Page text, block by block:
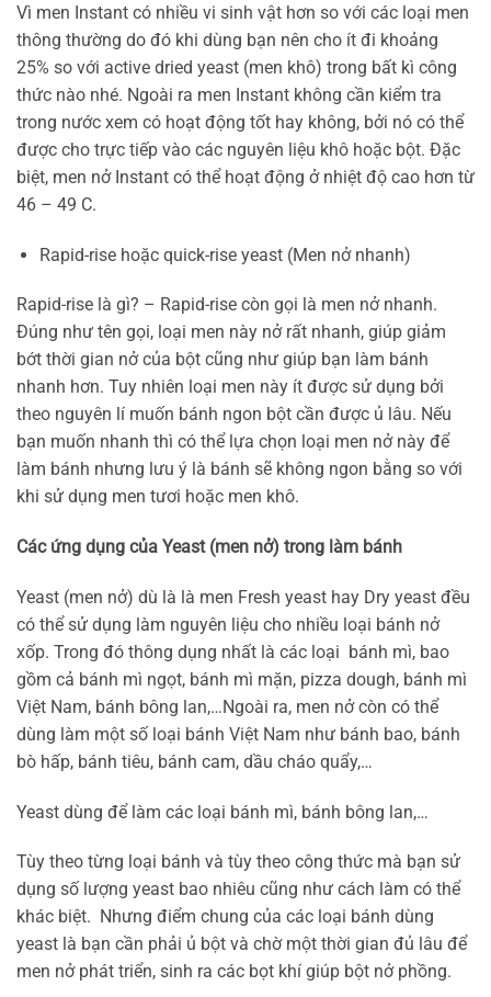
Vì men Instant có nhiều vi sinh vật hơn so với các loại men
thông thường do đó khi dùng bạn nên cho ít đi khoảng
25% so với active dried yeast (men khô) trong bất kì công
thức nào nhé. Ngoài ra men Instant không cần kiểm tra
trong nước xem có hoạt động tốt hay không, bởi nó có thể
được cho trực tiếp vào các nguyên liệu khô hoặc bột. Đặc
biệt, men nở Instant có thể hoạt động ở nhiệt độ cao hơn từ
46 – 49 C.
Rapid-rise hoặc quick-rise yeast (Men nở nhanh)
Rapid-rise là gì? – Rapid-rise còn gọi là men nở nhanh.
Đúng như tên gọi, loại men này nở rất nhanh, giúp giảm
bớt thời gian nở của bột cũng như giúp bạn làm bánh
nhanh hơn. Tuy nhiên loại men này ít được sử dụng bởi
theo nguyên lí muốn bánh ngon bột cần được ủ lâu. Nếu
bạn muốn nhanh thì có thể lựa chọn loại men nở này để
làm bánh nhưng lưu ý là bánh sẽ không ngon bằng so với
khi sử dụng men tươi hoặc men khô.
Các ứng dụng của Yeast (men nở) trong làm bánh
Yeast (men nở) dù là là men Fresh yeast hay Dry yeast đều
có thể sử dụng làm nguyên liệu cho nhiều loại bánh nở
xốp. Trong đó thông dụng nhất là các loại bánh mì, bao
gồm cả bánh mì ngọt, bánh mì mặn, pizza dough, bánh mì
Việt Nam, bánh bông lan,…Ngoài ra, men nở còn có thể
dùng làm một số loại bánh Việt Nam như bánh bao, bánh
bò hấp, bánh tiêu, bánh cam, dầu cháo quẩy,…
Yeast dùng để làm các loại bánh mì, bánh bông lan,…
Tùy theo từng loại bánh và tùy theo công thức mà bạn sử
dụng số lượng yeast bao nhiêu cũng như cách làm có thể
khác biệt. Nhưng điểm chung của các loại bánh dùng
yeast là bạn cần phải ủ bột và chờ một thời gian đủ lâu để
men nở phát triển, sinh ra các bọt khí giúp bột nở phồng.